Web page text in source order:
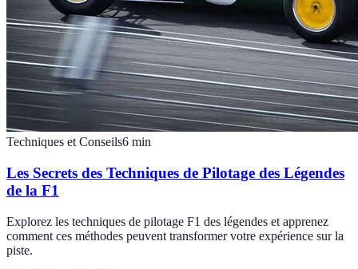
Techniques et Conseils6 min
Les Secrets des Techniques de Pilotage des Légendes
de la F1
Explorez les techniques de pilotage F1 des légendes et apprenez
comment ces méthodes peuvent transformer votre expérience sur la
piste.